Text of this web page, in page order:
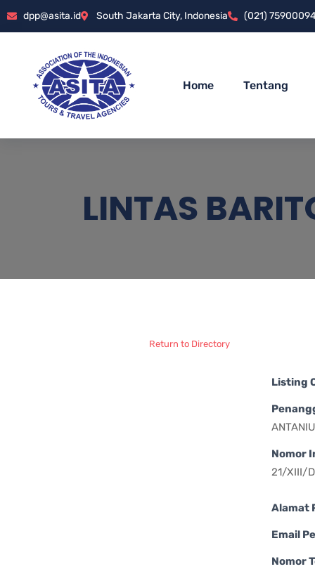
dpp@asita.id South Jakarta City, Indonesia (021)
Home Tentang
LINTAS
Return to Directory
Listing
Nomor
21/XIII/
Alamat
Email
Nomor